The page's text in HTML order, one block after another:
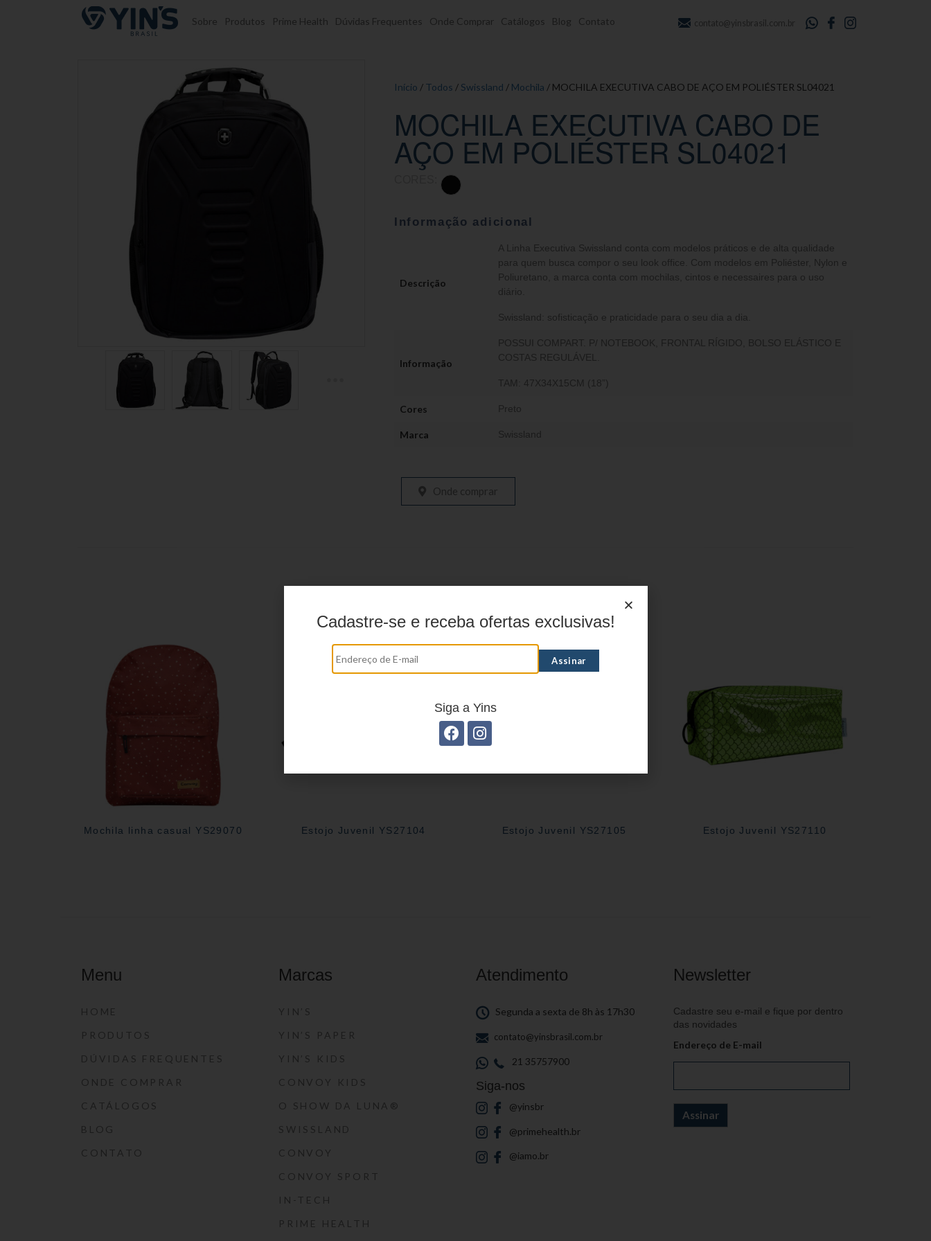
Pular para o conteúdo Sobre Produtos Prime Health Dúvidas Frequentes Onde Comprar Catálogos Blog Contato contato@yinsbrasil.com.br
Início / Todos / Swissland / Mochila / MOCHILA EXECUTIVA CABO DE AÇO EM POLIÉSTER SL04021
MOCHILA EXECUTIVA CABO DE
AÇO EM POLIÉSTER SL04021
Informação adicional
Descrição
A Linha Executiva Swissland conta com modelos práticos e de alta qualidade
para quem busca compor o seu look office. Com modelos em Poliéster, Nylon e
Poliuretano, a marca conta com mochilas, cintos e necessaires para o uso
diário.
Swissland: sofisticação e praticidade para o seu dia a dia.
Informação
POSSUI COMPART. P/ NOTEBOOK, FRONTAL RÍGIDO, BOLSO ELÁSTICO E
COSTAS REGULÁVEL.
TAM: 47X34X15CM (18”)
Cores Preto
Marca Swissland
Onde comprar
Mochila linha casual YS29070 Estojo Juvenil YS27104 Estojo Juvenil YS27105 Estojo Juvenil YS27110
Menu
HOME
PRODUTOS
DÚVIDAS FREQUENTES
ONDE COMPRAR
CATÁLOGOS
BLOG
CONTATO
Marcas
YIN’S
YIN’S PAPER
YIN’S KIDS
CONVOY KIDS
O SHOW DA LUNA®
SWISSLAND
CONVOY
CONVOY SPORT
IN-TECH
PRIME HEALTH
Atendimento
Segunda a sexta de 8h às 17h30
contato@yinsbrasil.com.br
21 35757900
Siga-nos
@yinsbr
@primehealth.br
@iamo.br
Newsletter
Cadastre seu e-mail e fique por dentro
das novidades
Endereço de E-mail
Cadastre-se e receba ofertas exclusivas!
Siga a Yins